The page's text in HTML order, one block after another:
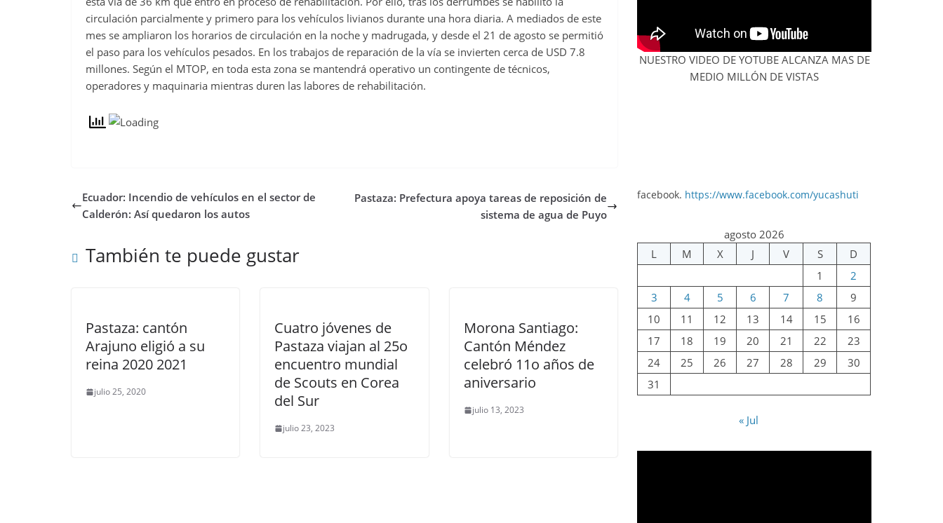
circulación parcialmente y primero para los vehículos livianos durante una hora diaria. A mediados de este
mes se ampliaron los horarios de circulación en la noche y madrugada, y desde el 21 de agosto se permitió
el paso para los vehículos pesados. En los trabajos de reparación de la vía se invierten cerca de USD 7.8
millones. Según el MTOP, en toda esta zona se mantendrá operativo un contingente de técnicos,
operadores y maquinaria mientras duren las labores de rehabilitación.
Ecuador: Incendio de vehículos en el sector de
Calderón: Así quedaron los autos
Pastaza: Prefectura apoya tareas de reposición de
sistema de agua de Puyo
También te puede gustar
Pastaza: cantón
Arajuno eligió a su
reina 2020 2021
julio 25, 2020
Cuatro jóvenes de
Pastaza viajan al 25o
encuentro mundial
de Scouts en Corea
del Sur
julio 23, 2023
Morona Santiago:
Cantón Méndez
celebró 11o años de
aniversario
julio 13, 2023
NUESTRO VIDEO DE YOTUBE ALCANZA MAS DE
MEDIO MILLÓN DE VISTAS
facebook. https://www.facebook.com/yucashuti
agosto 2026
L
M X J V S
D
1
2
3
4 5 6 7 8
9
10
11 12 13 14 15
16
17
18 19 20 21 22
23
24
25 26 27 28 29
30
31
« Jul